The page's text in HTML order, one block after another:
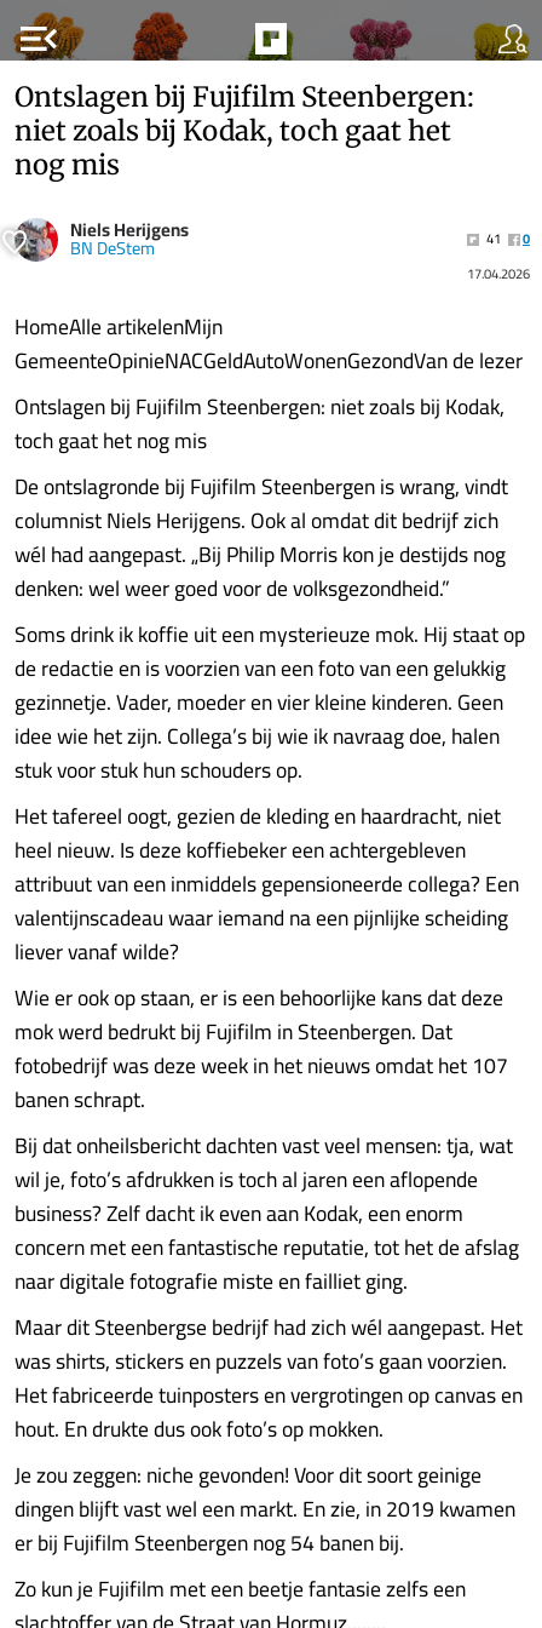
menu_open
Ontslagen bij Fujifilm Steenbergen:
niet zoals bij Kodak, toch gaat het
nog mis
Niels Herijgens
BN DeStem 41
0
17.04.2026
HomeAlle artikelenMijn
GemeenteOpinieNACGeldAutoWonenGezondVan de lezer
Ontslagen bij Fujifilm Steenbergen: niet zoals bij Kodak,
toch gaat het nog mis
De ontslagronde bij Fujifilm Steenbergen is wrang, vindt
columnist Niels Herijgens. Ook al omdat dit bedrijf zich
wél had aangepast. „Bij Philip Morris kon je destijds nog
denken: wel weer goed voor de volksgezondheid.”
Soms drink ik koffie uit een mysterieuze mok. Hij staat op
de redactie en is voorzien van een foto van een gelukkig
gezinnetje. Vader, moeder en vier kleine kinderen. Geen
idee wie het zijn. Collega’s bij wie ik navraag doe, halen
stuk voor stuk hun schouders op.
Het tafereel oogt, gezien de kledin­­­g en haardracht, niet
heel nieuw. Is deze koffiebeker een achtergebleven
attribuut van een inmiddels gepensioneerde collega? Een
valentijnscadeau waar iemand na een pijnlijke scheiding
liever vanaf wilde?
Wie er ook op staan, er is een behoorlijke kans dat deze
mok werd bedrukt bij Fujifilm in Steenbergen. Dat
fotobedrijf was deze week in het nieuws omdat het 107
banen schrapt.
Bij dat onheilsbericht dachten vast veel mensen: tja, wat
wil je, foto’s afdrukken is toch al jaren een aflopende
business? Zelf dacht ik even aan Kodak, een enorm
concern met een fantastische reputa­tie, tot het de afslag
naar digita­­le fotografie miste en failliet ging.
Maar dit Steenbergse bedrijf had zich wél aangepast. Het
was shirts, stickers en puzzels van foto’s gaan voorzien.
Het fabriceerde tuinposters en vergrotingen op canvas en
hout. En drukte dus ook foto’s op mokken.
Je zou zeggen: niche gevonden! Voor dit soort geinige
dingen blijft vast wel een markt. En zie, in 2019 kwamen
er bij Fujifilm Steenbergen nog 54 banen bij.
Zo kun je Fujifilm met een beetje fantasie zelfs een